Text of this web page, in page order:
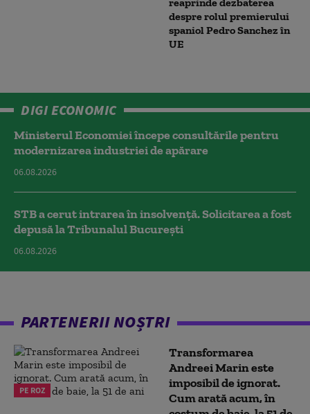
despre rolul premierului
spaniol Pedro Sanchez în
UE
DIGI ECONOMIC
Ministerul Economiei începe consultările pentru
modernizarea industriei de apărare
06.08.2026
STB a cerut intrarea în insolvență. Solicitarea a fost
depusă la Tribunalul București
06.08.2026
PARTENERII NOȘTRI
PE ROZ
Transformarea
Andreei Marin este
imposibil de ignorat.
Cum arată acum, în